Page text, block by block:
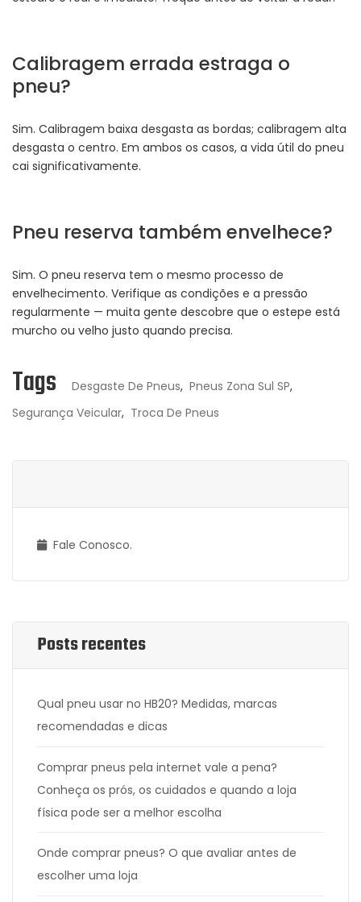
Calibragem errada estraga o
pneu?
Sim. Calibragem baixa desgasta as bordas; calibragem alta
desgasta o centro. Em ambos os casos, a vida útil do pneu
cai significativamente.
Pneu reserva também envelhece?
Sim. O pneu reserva tem o mesmo processo de
envelhecimento. Verifique as condições e a pressão
regularmente — muita gente descobre que o estepe está
murcho ou velho justo quando precisa.
Tags Desgaste De Pneus, Pneus Zona Sul SP,
Segurança Veicular, Troca De Pneus
Fale Conosco.
Posts recentes
Qual pneu usar no HB20? Medidas, marcas
recomendadas e dicas
Comprar pneus pela internet vale a pena?
Conheça os prós, os cuidados e quando a loja
física pode ser a melhor escolha
Onde comprar pneus? O que avaliar antes de
escolher uma loja